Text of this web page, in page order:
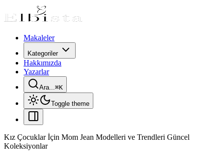
Makaleler
Kategoriler
Hakkımızda
Yazarlar
Ara...⌘K
Toggle theme
Kız Çocuklar İçin Mom Jean Modelleri ve Trendleri Güncel
Koleksiyonlar